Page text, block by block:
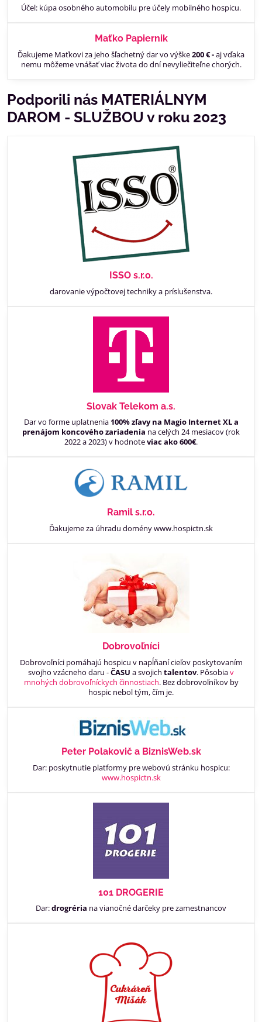
Účel: kúpa osobného automobilu pre účely mobilného hospicu.
Maťko Papiernik
Ďakujeme Maťkovi za jeho šľachetný dar vo výške200 € -aj vďaka
nemu môžeme vnášať viac života do dní nevyliečiteľne chorých.
Podporili nás MATERIÁLNYM
DAROM - SLUŽBOU v roku 2023
ISSO s.r.o.
darovanie výpočtovej techniky a príslušenstva.
Slovak Telekom a.s.
Dar vo forme uplatnenia 100% zľavy na Magio Internet XL a
prenájom koncového zariadenia na celých 24 mesiacov (rok
2022 a 2023) v hodnoteviac ako 600€.
Ramil s.r.o.
Ďakujeme za úhradu domény www.hospictn.sk
Dobrovoľníci
Dobrovoľníci pomáhajú hospicu v napĺňaní cieľov poskytovaním
svojho vzácneho daru -ČASU a svojich talentov. Pôsobiav
mnohých dobrovoľníckych činnostiach. Bez dobrovoľníkov by
hospic nebol tým, čím je.
Peter Polakovič a BiznisWeb.sk
Dar: poskytnutie platformy pre webovú stránku hospicu:
www.hospictn.sk
101 DROGERIE
Dar:drogréria na vianočné darčeky pre zamestnancov